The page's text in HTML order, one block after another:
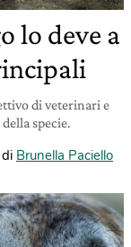
lo deve a
di veterinari e
specie.
di Brunella Paciello